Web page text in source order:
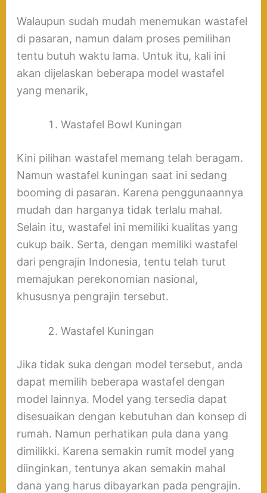
Walaupun sudah mudah menemukan wastafel
di pasaran, namun dalam proses pemilihan
tentu butuh waktu lama. Untuk itu, kali ini
akan dijelaskan beberapa model wastafel
yang menarik,
Wastafel Bowl Kuningan
Kini pilihan wastafel memang telah beragam.
Namun wastafel kuningan saat ini sedang
booming di pasaran. Karena penggunaannya
mudah dan harganya tidak terlalu mahal.
Selain itu, wastafel ini memiliki kualitas yang
cukup baik. Serta, dengan memiliki wastafel
dari pengrajin Indonesia, tentu telah turut
memajukan perekonomian nasional,
khususnya pengrajin tersebut.
Wastafel Kuningan
Jika tidak suka dengan model tersebut, anda
dapat memilih beberapa wastafel dengan
model lainnya. Model yang tersedia dapat
disesuaikan dengan kebutuhan dan konsep di
rumah. Namun perhatikan pula dana yang
dimilikki. Karena semakin rumit model yang
diinginkan, tentunya akan semakin mahal
dana yang harus dibayarkan pada pengrajin.